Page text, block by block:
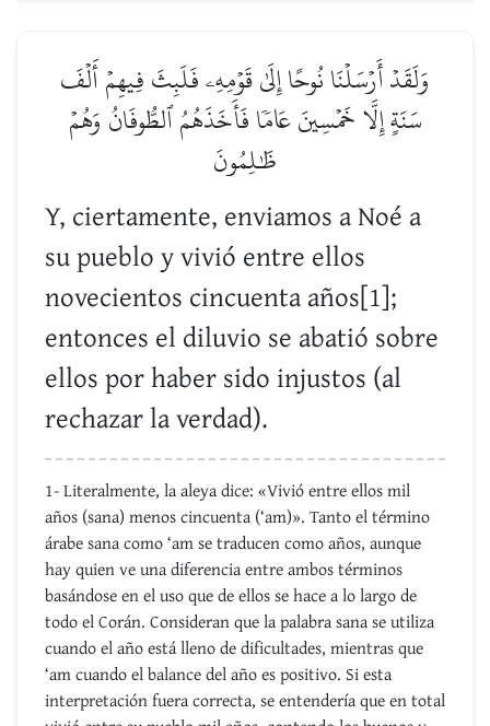
وَلَقَدۡ أَرۡسَلۡنَا نُوحًا إِلَىٰ قَوۡمِهِۦ فَلَبِثَ فِيهِمۡ أَلۡفَ
سَنَةٍ إِلَّا خَمۡسِينَ عَامٗا فَأَخَذَهُمُ ٱلطُّوفَانُ وَهُمۡ
ظَٰلِمُونَ
Y, ciertamente, enviamos a Noé a
su pueblo y vivió entre ellos
novecientos cincuenta años[1];
entonces el diluvio se abatió sobre
ellos por haber sido injustos (al
rechazar la verdad).
1- Literalmente, la aleya dice: «Vivió entre ellos mil
años (sana) menos cincuenta (‘am)». Tanto el término
árabe sana como ‘am se traducen como años, aunque
hay quien ve una diferencia entre ambos términos
basándose en el uso que de ellos se hace a lo largo de
todo el Corán. Consideran que la palabra sana se utiliza
cuando el año está lleno de dificultades, mientras que
‘am cuando el balance del año es positivo. Si esta
interpretación fuera correcta, se entendería que en total